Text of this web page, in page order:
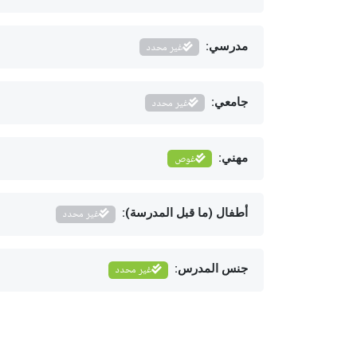
مدرسي: غير محدد
جامعي: غير محدد
مهني: غوص
أطفال (ما قبل المدرسة): غير محدد
جنس المدرس: غير محدد